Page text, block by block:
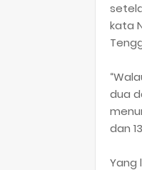
kata
dua
dan
Yang